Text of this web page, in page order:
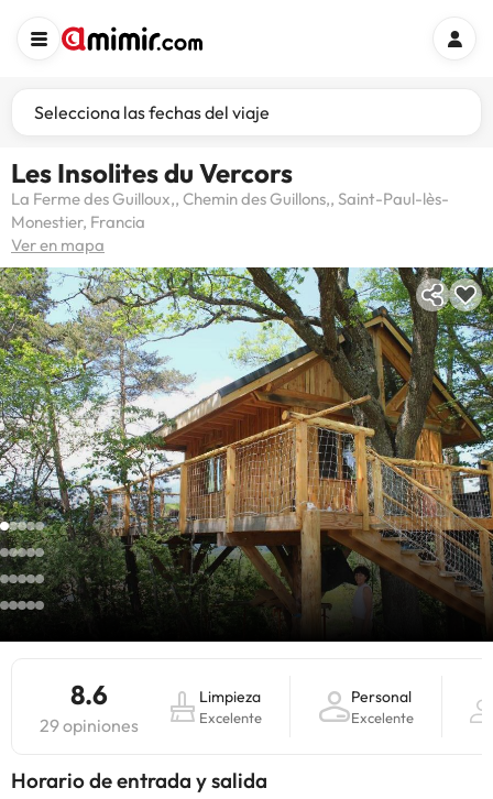
Selecciona las fechas del viaje
Les Insolites du Vercors
La Ferme des Guilloux,, Chemin des Guillons,, Saint-Paul-lès-
Monestier, Francia
Ver en mapa
8.6
29 opiniones
Limpieza
Excelente
Personal
Excelente
Horario de entrada y salida